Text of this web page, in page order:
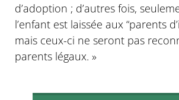
d’adoption ; d’autres fois,
l’enfant est laissée aux “parents
mais ceux-ci ne seront pas
parents légaux. »